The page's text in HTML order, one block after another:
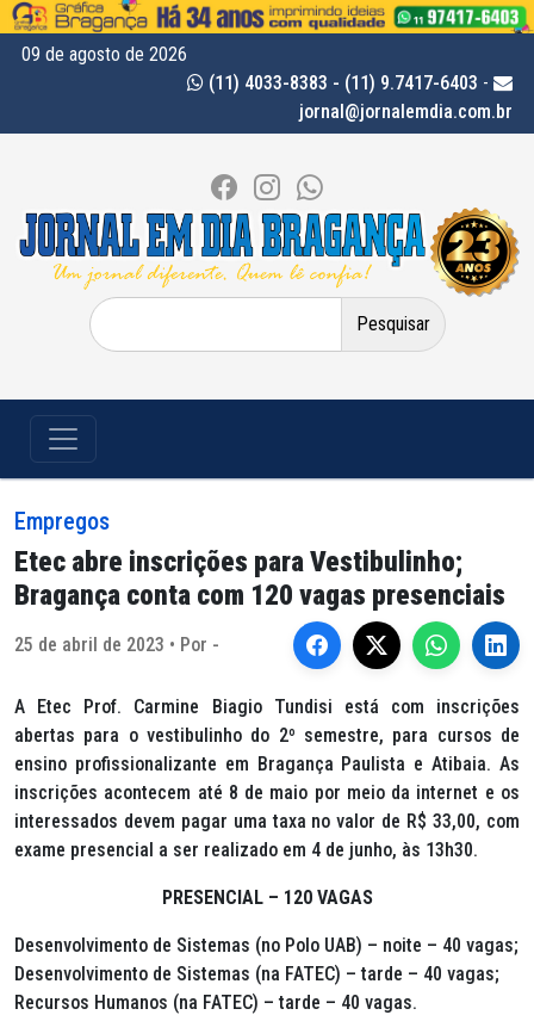
09 de agosto de 2026
(11) 4033-8383 - (11) 9.7417-6403 -
jornal@jornalemdia.com.br
Pesquisar
por:
Empregos
Etec abre inscrições para Vestibulinho;
Bragança conta com 120 vagas presenciais
25 de abril de 2023 • Por -
A Etec Prof. Carmine Biagio Tundisi está com inscrições
abertas para o vestibulinho do 2º semestre, para cursos de
ensino profissionalizante em Bragança Paulista e Atibaia. As
inscrições acontecem até 8 de maio por meio da internet e os
interessados devem pagar uma taxa no valor de R$ 33,00, com
exame presencial a ser realizado em 4 de junho, às 13h30.
PRESENCIAL – 120 VAGAS
Desenvolvimento de Sistemas (no Polo UAB) – noite – 40 vagas;
Desenvolvimento de Sistemas (na FATEC) – tarde – 40 vagas;
Recursos Humanos (na FATEC) – tarde – 40 vagas.